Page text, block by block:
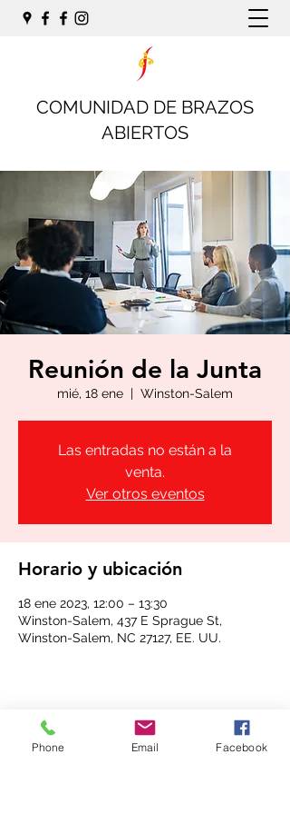
COMUNIDAD DE BRAZOS
ABIERTOS
Reunión de la Junta
mié, 18 ene
  |
Winston-Salem
Las entradas no están a la
venta.
Ver otros eventos
Horario y ubicación
18 ene 2023, 12:00 – 13:30
Winston-Salem, 437 E Sprague St,
Winston-Salem, NC 27127, EE. UU.
Compartir este evento
Phone Email Facebook